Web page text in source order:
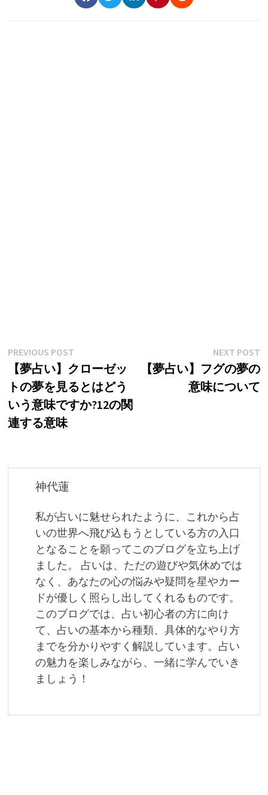
投
稿
ナ
ビ
ー
PREVIOUS POSTPrevious
post:
【夢占い】クローゼッ
トの夢を見るとはどう
いう意味ですか?12の関
連する意味
NEXT POST
【夢占い】フグの夢の
意味について
神代蓮
私が占いに魅せられたように、これから占
いの世界へ飛び込もうとしている方の入口
となることを願ってこのブログを立ち上げ
ました。 占いは、ただの遊びや気休めでは
なく、あなたの心の悩みや疑問を星やカー
ドが優しく照らし出してくれるものです。
このブログでは、占い初心者の方に向け
て、占いの基本から種類、具体的なやり方
までを分かりやすく解説しています。占い
の魅力を楽しみながら、一緒に学んでいき
ましょう！